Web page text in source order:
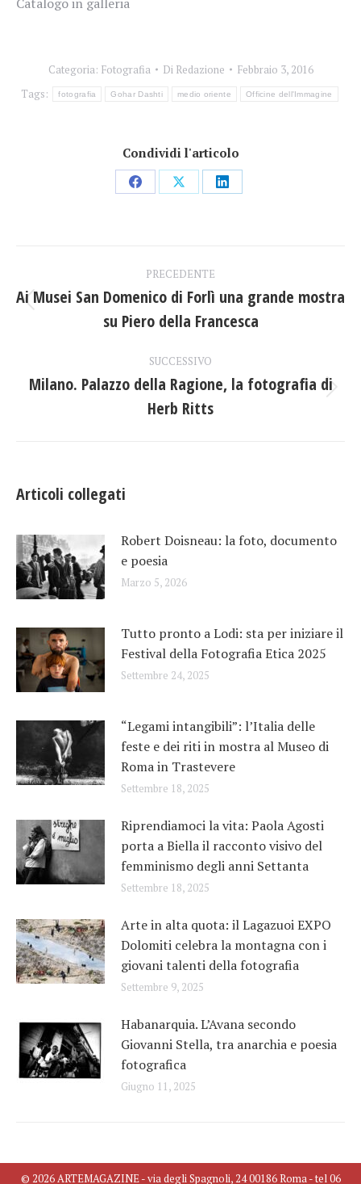
Categoria: Fotografia Di Redazione
Febbraio 3, 2016
Tags:
fotografia Gohar Dashti medio oriente Officine dell'Immagine
Condividi l'articolo
CondividiCondividiCondividi
tra
post
PRECEDENTE
Post
precedente:
Ai Musei San Domenico di Forlì una grande mostra
su Piero della Francesca
SUCCESSIVO
Prossimo
post:
Milano. Palazzo della Ragione, la fotografia di
Herb Ritts
Articoli collegati
Robert Doisneau: la foto, documento
e poesia
Marzo 5, 2026
Tutto pronto a Lodi: sta per iniziare il
Festival della Fotografia Etica 2025
Settembre 24, 2025
“Legami intangibili”: l’Italia delle
feste e dei riti in mostra al Museo di
Roma in Trastevere
Settembre 18, 2025
Riprendiamoci la vita: Paola Agosti
porta a Biella il racconto visivo del
femminismo degli anni Settanta
Settembre 18, 2025
Arte in alta quota: il Lagazuoi EXPO
Dolomiti celebra la montagna con i
giovani talenti della fotografia
Settembre 9, 2025
Habanarquia. L’Avana secondo
Giovanni Stella, tra anarchia e poesia
fotografica
Giugno 11, 2025
© 2026 ARTEMAGAZINE - via degli Spagnoli, 24 00186 Roma - tel 06